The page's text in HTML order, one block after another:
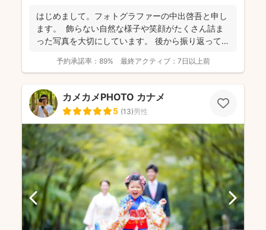
はじめまして。フォトグラファーの中出啓吾と申し
ます。 飾らない自然な様子や笑顔がたくさん詰ま
った写真を大切にしています。 後から振り返って笑
予約承諾率： 89% 最終アクティブ： 7日以上前
カメカメPHOTO カナメ
5 (13)男性